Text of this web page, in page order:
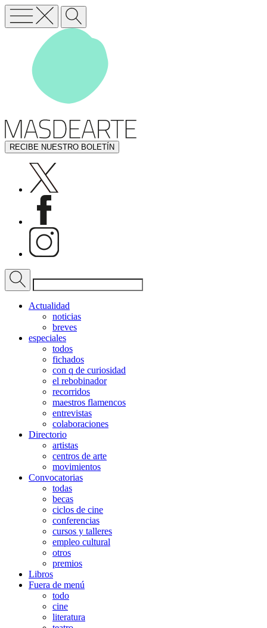
RECIBE NUESTRO BOLETÍN
Actualidad
noticias
breves
especiales
todos
fichados
con q de curiosidad
el rebobinador
recorridos
maestros flamencos
entrevistas
colaboraciones
Directorio
artistas
centros de arte
movimientos
Convocatorias
todas
becas
ciclos de cine
conferencias
cursos y talleres
empleo cultural
otros
premios
Libros
Fuera de menú
todo
cine
literatura